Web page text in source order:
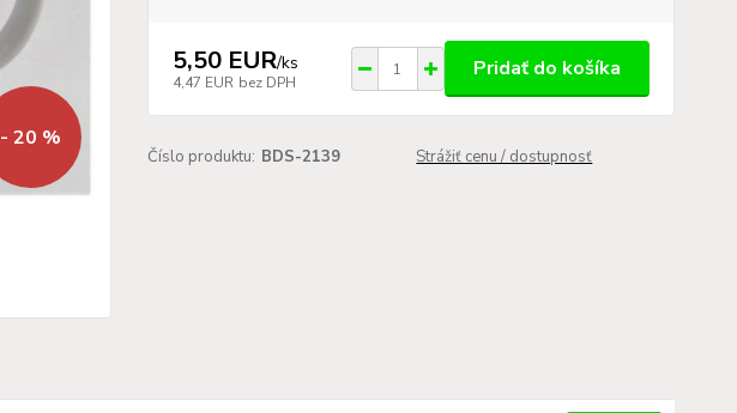
- 20 %
5,50 EUR/ks
4,47 EUR bez DPH
Pridať do košíka
Číslo produktu: BDS-2139 Strážiť cenu / dostupnosť